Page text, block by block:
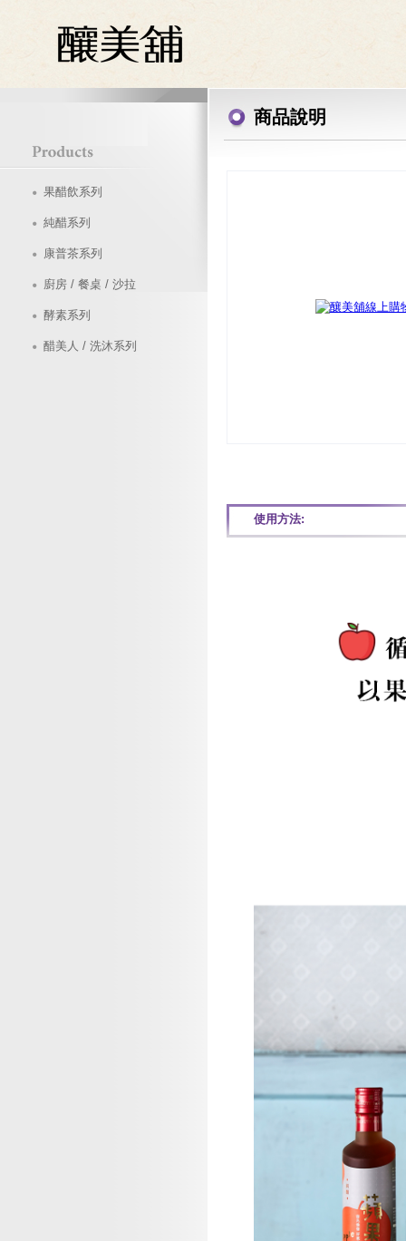
果醋飲系列
純醋系列
康普茶系列
廚房 / 餐桌 / 沙拉
酵素系列
醋美人 / 洗沐系列
商品說明
使用方法: